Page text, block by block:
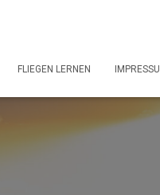
FLIEGEN LERNEN